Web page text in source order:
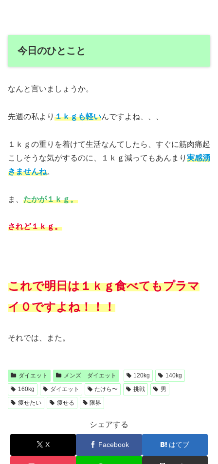
今日のひとこと
なんと言いましょうか。
先週の私より １ｋｇも軽いんですよね、、、
１ｋｇの重りを着けて生活なんてしたら、すぐに筋肉痛起
こしそうな気がするのに、１ｋｇ減ってもあんまり 実感湧
きませんね。
ま、 たかが１ｋｇ。
されど１ｋｇ。
これで明日は１ｋｇ食べてもプラマ
イ０ですよね！！！
それでは、また。
ダイエット メンズ ダイエット 120kg
140kg
160kg
ダイエット たけら〜 挑戦
男
痩せたい
痩せる 限界
シェアする
X Facebook はてブ